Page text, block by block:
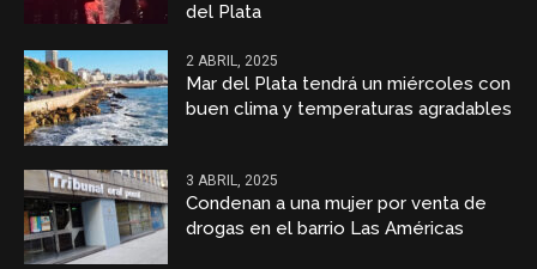
del Plata
2 ABRIL, 2025
Mar del Plata tendrá un miércoles con
buen clima y temperaturas agradables
3 ABRIL, 2025
Condenan a una mujer por venta de
drogas en el barrio Las Américas